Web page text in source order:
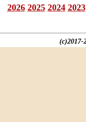
2026 2025 2024 2023
(c)2017-